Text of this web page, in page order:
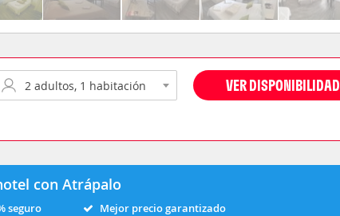
VER DISPONIBILIDAD
con Atrápalo
seguro Mejor precio garantizado